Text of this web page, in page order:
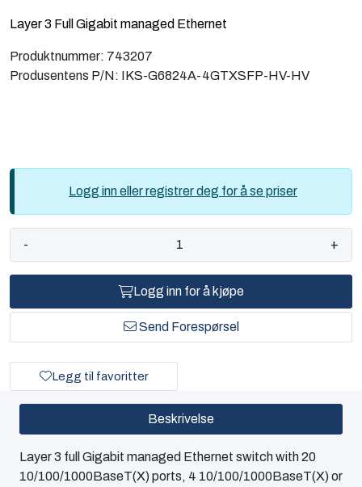
Layer 3 Full Gigabit managed Ethernet
Produktnummer: 743207
Produsentens P/N: IKS-G6824A-4GTXSFP-HV-HV
Logg inn eller registrer deg for å se priser
- +
Logg inn for å kjøpe
Send Forespørsel
Legg til favoritter
Beskrivelse
Layer 3 full Gigabit managed Ethernet switch with 20
10/100/1000BaseT(X) ports, 4 10/100/1000BaseT(X) or
Computing
Software og analyse